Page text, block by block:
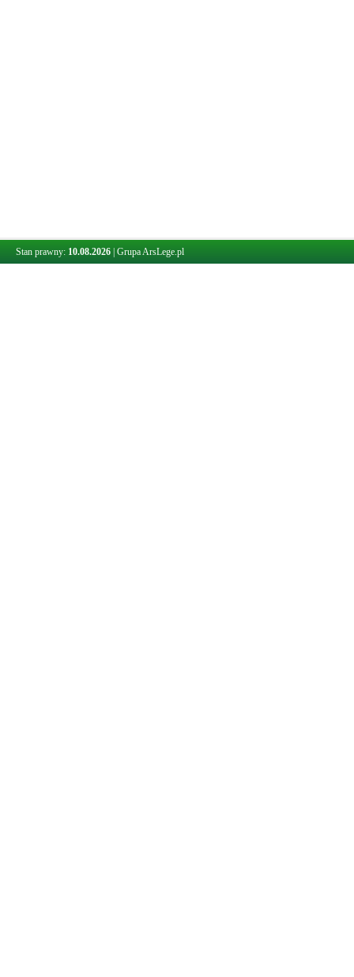
Stan prawny: 10.08.2026 Grupa ArsLege.pl